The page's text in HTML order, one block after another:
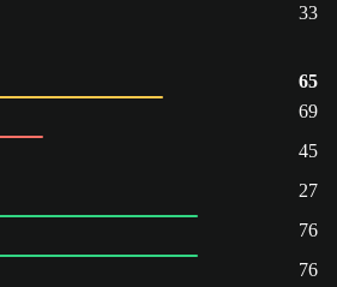
33
65
69
45
27
76
76